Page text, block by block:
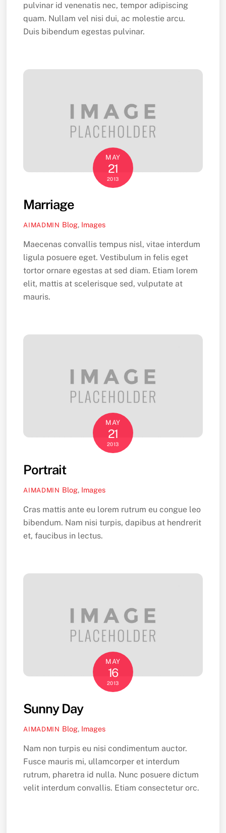
pulvinar id venenatis nec, tempor adipiscing
quam. Nullam vel nisi dui, ac molestie arcu.
Duis bibendum egestas pulvinar.
MAY
21
2013
Marriage
AIMADMIN Blog, Images
Maecenas convallis tempus nisl, vitae interdum
ligula posuere eget. Vestibulum in felis eget
tortor ornare egestas at sed diam. Etiam lorem
elit, mattis at scelerisque sed, vulputate at
mauris.
MAY
21
2013
Portrait
AIMADMIN Blog, Images
Cras mattis ante eu lorem rutrum eu congue leo
bibendum. Nam nisi turpis, dapibus at hendrerit
et, faucibus in lectus.
MAY
16
2013
Sunny Day
AIMADMIN Blog, Images
Nam non turpis eu nisi condimentum auctor.
Fusce mauris mi, ullamcorper et interdum
rutrum, pharetra id nulla. Nunc posuere dictum
velit interdum convallis. Etiam consectetur orc.